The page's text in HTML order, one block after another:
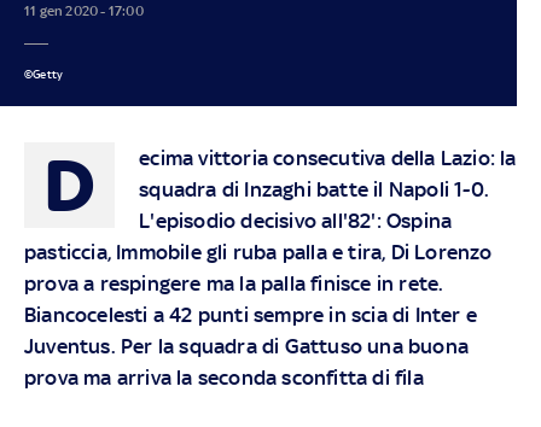
11 gen 2020 - 17:00
©Getty
D
ecima vittoria consecutiva della Lazio: la
squadra di Inzaghi batte il Napoli 1-0.
L'episodio decisivo all'82': Ospina
pasticcia, Immobile gli ruba palla e tira, Di Lorenzo
prova a respingere ma la palla finisce in rete.
Biancocelesti a 42 punti sempre in scia di Inter e
Juventus. Per la squadra di Gattuso una buona
prova ma arriva la seconda sconfitta di fila